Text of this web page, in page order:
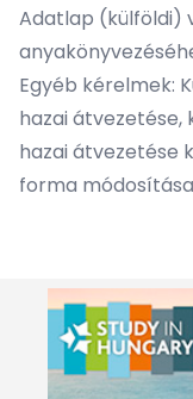
Adatlap (külföldi)
Egyéb kérelmek:
hazai átvezetése,
hazai átvezetése
forma